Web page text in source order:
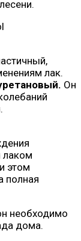
лак.
Он
лаком
этом
полная
необходимо
дома.